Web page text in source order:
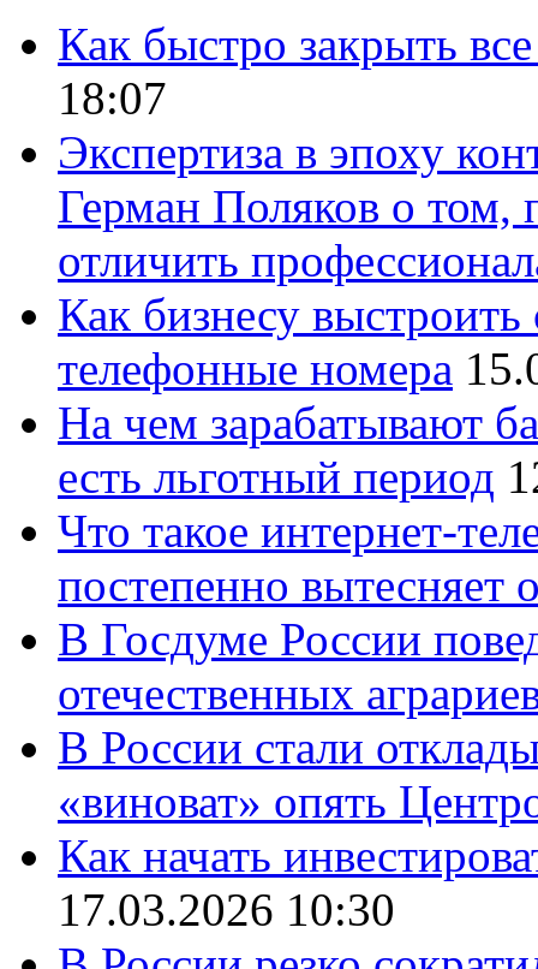
Как быстро закрыть
18:07
Экспертиза в эпоху
Герман Поляков о том,
отличить
Как бизнесу
телефонные номера
На чем зарабатывают
есть льготный период
Что такое интернет-
постепенно вытесняет
В Госдуме России
отечественных
В России стали
«виноват» опять
Как начать
17.03.2026 10:30